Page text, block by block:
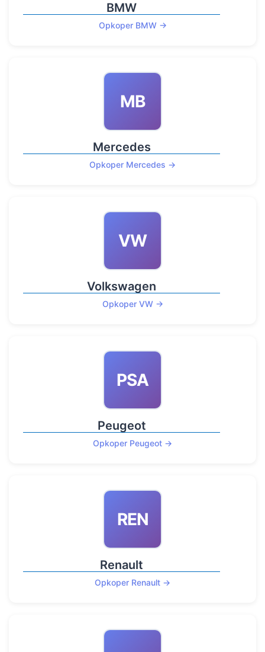
BMW
Opkoper BMW →
MB
Mercedes
Opkoper Mercedes →
VW
Volkswagen
Opkoper VW →
PSA
Peugeot
Opkoper Peugeot →
REN
Renault
Opkoper Renault →